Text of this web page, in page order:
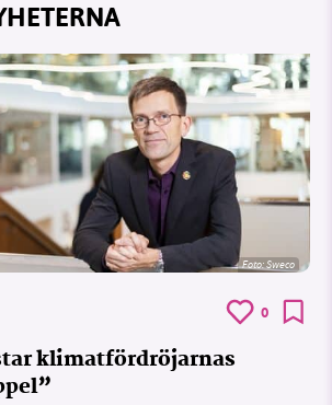
Foto: Sweco
0
klimatfördröjarnas